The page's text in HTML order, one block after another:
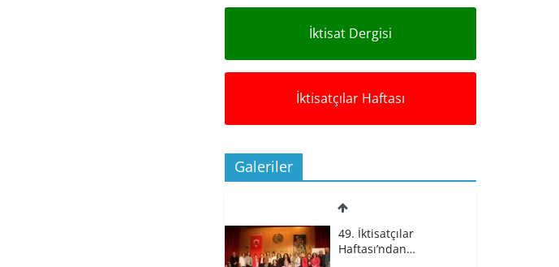
İktisat Dergisi
İktisatçılar Haftası
Galeriler
49. İktisatçılar
Haftası’ndan…